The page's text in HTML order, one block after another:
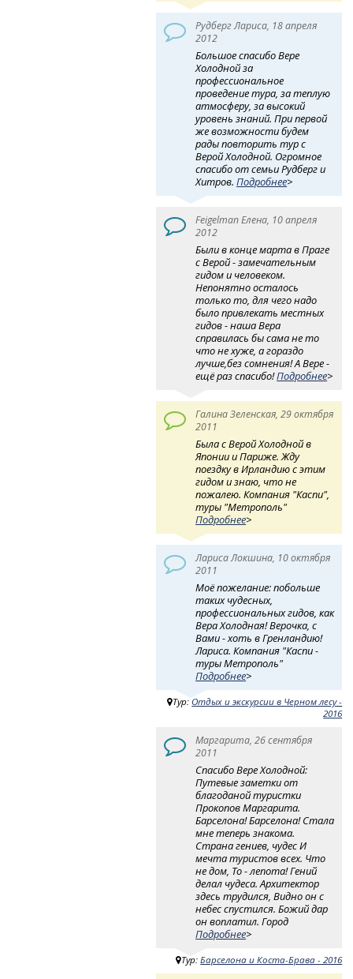
Рудберг Лариса, 18 апреля
2012
Большое спасибо Вере
Холодной за
профессиональное
проведение тура, за теплую
атмосферу, за высокий
уровень знаний. При первой
же возможности будем
рады повторить тур с
Верой Холодной. Огромное
спасибо от семьи Рудберг и
Хитров.Подробнее>
Feigelman Елена, 10 апреля
2012
Были в конце марта в Праге
с Верой - замечательным
гидом и человеком.
Непонятно осталось
только то, для чего надо
было привлекать местных
гидов - наша Вера
справилась бы сама не то
что не хуже, а гораздо
лучше,без сомнения! А Вере -
ещё раз спасибо!Подробнее>
Галина Зеленская, 29 октября
2011
Была с Верой Холодной в
Японии и Париже. Жду
поездку в Ирландию с этим
гидом и знаю, что не
пожалею. Компания "Каспи",
туры "Метрополь"
Подробнее>
Лариса Локшина, 10 октября
2011
Моё пожелание: побольше
таких чудесных,
профессиональных гидов, как
Вера Холодная! Верочка, с
Вами - хоть в Гренландию!
Лариса. Компания "Каспи -
туры Метрополь"
Подробнее>
Тур: Отдых и экскурсии в Черном лесу -
2016
Маргарита, 26 сентября
2011
Спасибо Вере Холодной:
Путевые заметки от
благоданой туристки
Прокопов Маргарита.
Барселона! Барселона! Стала
мне теперь знакома.
Страна гениев, чудес И
мечта туристов всех. Что
не дом, То - лепота! Гений
делал чудеса. Архитектор
здесь трудился, Видно он с
небес спустился. Божий дар
он воплатил. Город
Подробнее>
Тур:Барселона и Коста-Брава - 2016